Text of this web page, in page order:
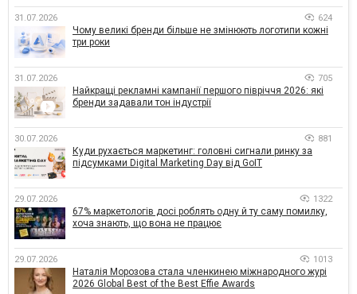
31.07.2026 624
Чому великі бренди більше не змінюють логотипи кожні
три роки
31.07.2026 705
Найкращі рекламні кампанії першого півріччя 2026: які
бренди задавали тон індустрії
30.07.2026 881
Куди рухається маркетинг: головні сигнали ринку за
підсумками Digital Marketing Day від GoIT
29.07.2026 1322
67% маркетологів досі роблять одну й ту саму помилку,
хоча знають, що вона не працює
29.07.2026 1013
Наталія Морозова стала членкинею міжнародного журі
2026 Global Best of the Best Effie Awards